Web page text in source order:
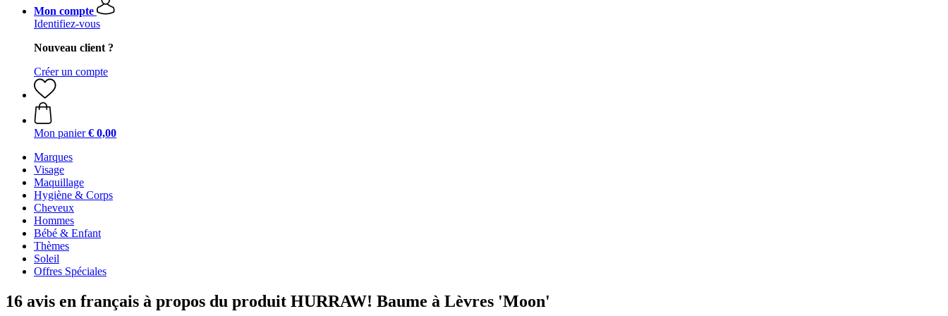
Mon compte
Identifiez-vous
Nouveau client ?
Créer un compte
Mon panier € 0,00
Marques
Visage
Maquillage
Hygiène & Corps
Cheveux
Hommes
Bébé & Enfant
Thèmes
Soleil
Offres Spéciales
16 avis en français à propos du produit HURRAW! Baume à Lèvres 'Moon'